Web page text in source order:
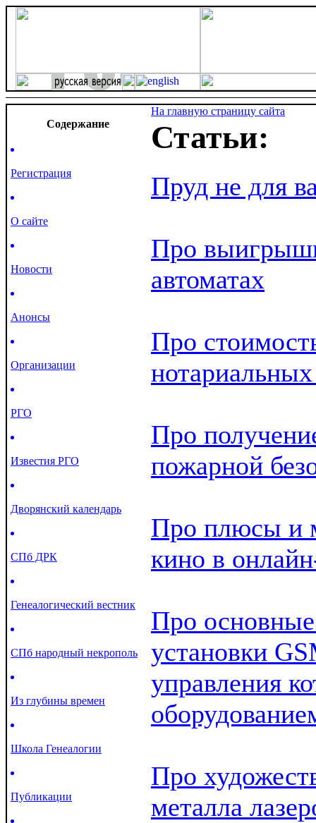
Cодержание
Регистрация
О сайте
Новости
Анонсы
Организации
РГО
Известия РГО
Дворянский календарь
СПб ДРК
Генеалогический вестник
СПб народный некрополь
Из глубины времен
Школа Генеалогии
Публикации
На главную страницу сайта
Статьи:
Пруд не для
Про
автоматах
Про
Про
пожарной
Про плюсы и
кино в
Про
установки
управления
Про
металла